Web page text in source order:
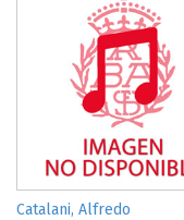
Catalani, Alfredo